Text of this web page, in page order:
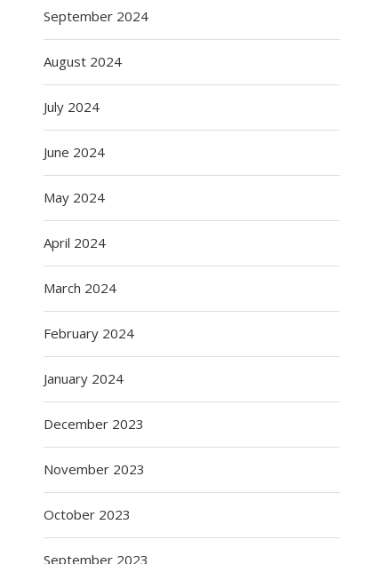
September 2024
August 2024
July 2024
June 2024
May 2024
April 2024
March 2024
February 2024
January 2024
December 2023
November 2023
October 2023
September 2023